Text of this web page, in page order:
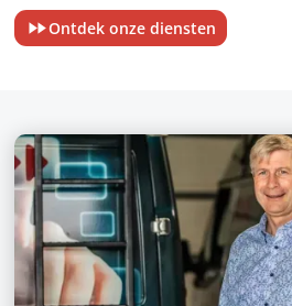
Ontdek onze diensten